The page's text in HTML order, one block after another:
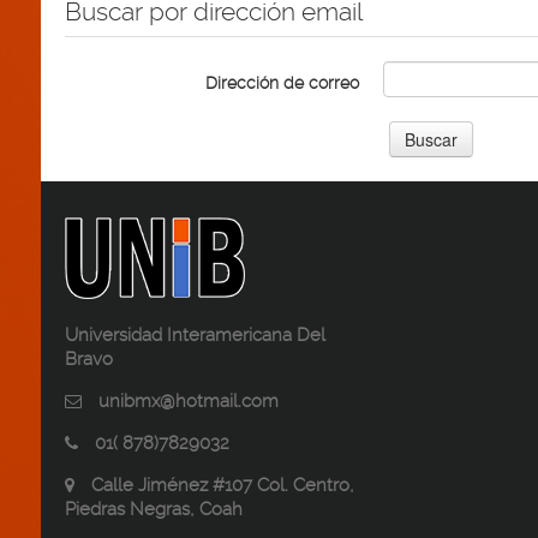
Buscar por dirección email
Dirección de correo
Universidad Interamericana Del
Bravo
unibmx@hotmail.com
01( 878)7829032
Calle Jiménez #107 Col. Centro,
Piedras Negras, Coah